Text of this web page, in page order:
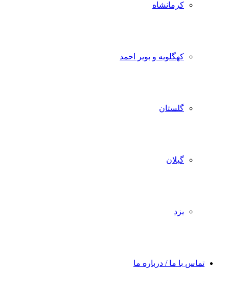
کرمانشاه
کهگلویه و بویر احمد
گلستان
گیلان
یزد
تماس با ما / درباره ما